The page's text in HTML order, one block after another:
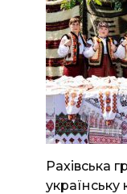
Рахівська
українську